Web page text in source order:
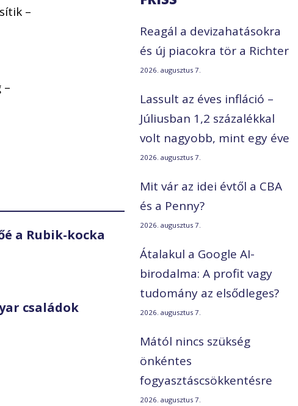
–
–
a Rubik-kocka
családok
Reagál a devizahatásokra
és új piacokra tör a Richter
2026. augusztus 7.
Lassult az éves infláció –
Júliusban 1,2 százalékkal
volt nagyobb, mint egy éve
2026. augusztus 7.
Mit vár az idei évtől a CBA
és a Penny?
2026. augusztus 7.
Átalakul a Google AI-
birodalma: A profit vagy
tudomány az elsődleges?
2026. augusztus 7.
Mától nincs szükség
önkéntes
fogyasztáscsökkentésre
2026. augusztus 7.